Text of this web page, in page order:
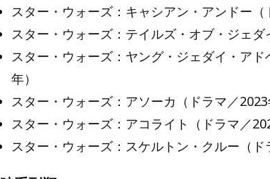
スター・ウォーズ：キャシアン・アンドー（
スター・ウォーズ：テイルズ・オブ・ジェダ
スター・ウォーズ：ヤング・ジェダイ・ア
年）
スター・ウォーズ：アソーカ（ドラマ／2023
スター・ウォーズ：アコライト（ドラマ／
スター・ウォーズ：スケルトン・クルー（ド